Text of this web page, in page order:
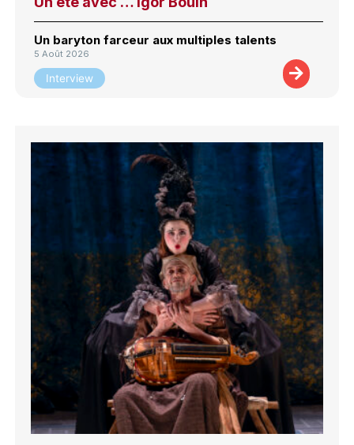
Un baryton farceur aux multiples talents
5 Août 2026
Interview